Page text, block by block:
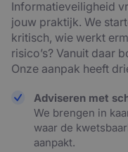
Informatieveiligheid
jouw praktijk. We
kritisch, wie werkt
risico’s? Vanuit daar
Onze aanpak heeft
Adviseren met
We brengen in
waar de
aanpakt.